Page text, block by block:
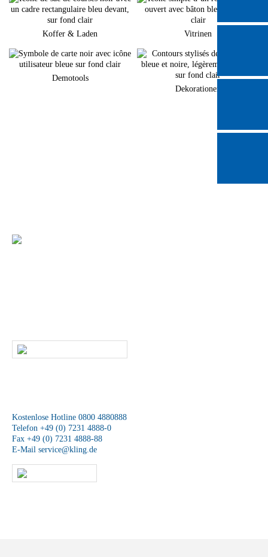
Koffer & Laden Vitrinen
Demotools
Dekorationen
Kostenlose Hotline 0800 4880888
Telefon +49 (0) 7231 4888-0
Fax +49 (0) 7231 4888-88
E-Mail service@kling.de